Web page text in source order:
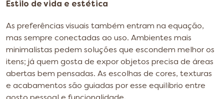
Estilo de vida e estética
As preferências visuais também entram na equação,
mas sempre conectadas ao uso. Ambientes mais
minimalistas pedem soluções que escondem melhor os
itens; já quem gosta de expor objetos precisa de áreas
abertas bem pensadas. As escolhas de cores, texturas
e acabamentos são guiadas por esse equilíbrio entre